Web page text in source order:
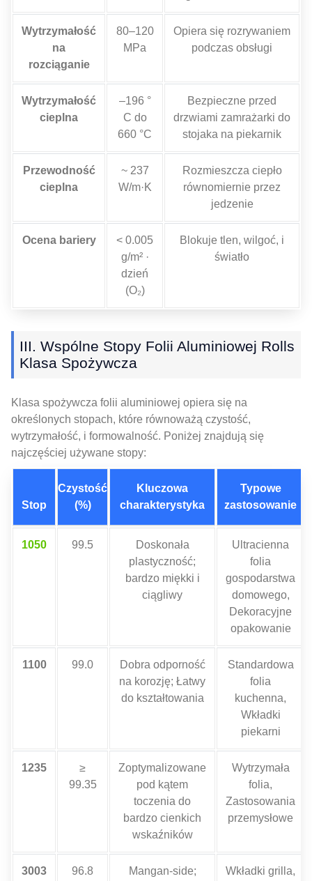
Wytrzymałość
na
rozciąganie
80–120
MPa
Opiera się rozrywaniem
podczas obsługi
Wytrzymałość
cieplna
–196 °
C do
660 °C
Bezpieczne przed
drzwiami zamrażarki do
stojaka na piekarnik
Przewodność
cieplna
~ 237
W/m·K
Rozmieszcza ciepło
równomiernie przez
jedzenie
Ocena bariery
< 0.005
g/m² ·
dzień
(O₂)
Blokuje tlen, wilgoć, i
światło
III. Wspólne Stopy Folii Aluminiowej Rolls
Klasa Spożywcza
Klasa spożywcza folii aluminiowej opiera się na
określonych stopach, które równoważą czystość,
wytrzymałość, i formowalność. Poniżej znajdują się
najczęściej używane stopy:
Stop
Czystość
(%)
Kluczowa
charakterystyka
Typowe
zastosowanie
1050 99.5
Doskonała
plastyczność;
bardzo miękki i
ciągliwy
Ultracienna
folia
gospodarstwa
domowego,
Dekoracyjne
opakowanie
1100 99.0
Dobra odporność
na korozję; Łatwy
do kształtowania
Standardowa
folia
kuchenna,
Wkładki
piekarni
1235
≥
99.35
Zoptymalizowane
pod kątem
toczenia do
bardzo cienkich
wskaźników
Wytrzymała
folia,
Zastosowania
przemysłowe
3003 96.8 Mangan-side; Wkładki grilla,